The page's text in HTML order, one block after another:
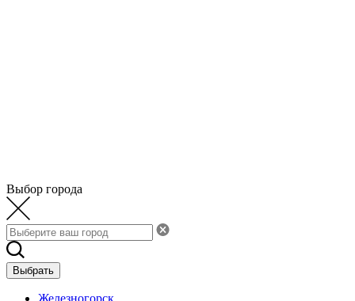
Выбор города
Выбрать
Железногорск